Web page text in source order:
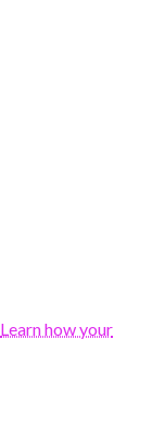
Learn how your